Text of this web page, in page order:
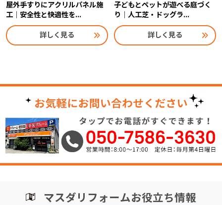
屋外手すりにアクリルパネル施
工｜安全性と快適性を...
詳しく見る
子どもとペットが遊べる庭づく
り｜人工芝・ドッグラ...
詳しく見る
マスダリフォームお役立ち情報